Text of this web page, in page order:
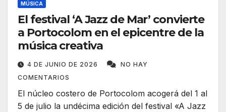
MÚSICA
El festival ‘A Jazz de Mar’ convierte
a Portocolom en el epicentre de la
música creativa
4 DE JUNIO DE 2026
NO HAY
COMENTARIOS
El núcleo costero de Portocolom acogerá del 1 al
5 de julio la undécima edición del festival «A Jazz